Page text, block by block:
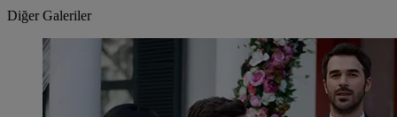
Diğer Galeriler